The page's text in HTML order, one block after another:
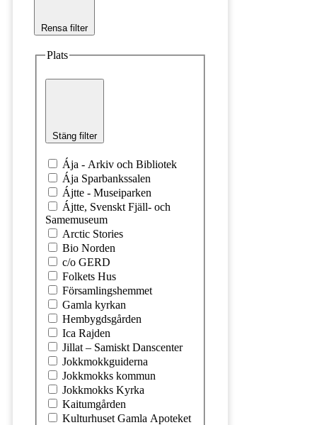
Rensa filter
Plats
Stäng filter
Ája - Arkiv och Bibliotek
Ája Sparbankssalen
Ájtte - Museiparken
Ájtte, Svenskt Fjäll- och
Samemuseum
Arctic Stories
Bio Norden
c/o GERD
Folkets Hus
Församlingshemmet
Gamla kyrkan
Hembygdsgården
Ica Rajden
Jillat – Samiskt Danscenter
Jokkmokkguiderna
Jokkmokks kommun
Jokkmokks Kyrka
Kaitumgården
Kulturhuset Gamla Apoteket